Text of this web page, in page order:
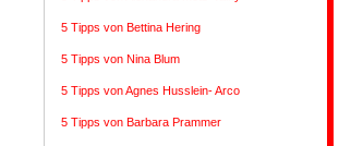
5 Tipps von Bettina Hering
5 Tipps von Nina Blum
5 Tipps von Agnes Husslein- Arco
5 Tipps von Barbara Prammer